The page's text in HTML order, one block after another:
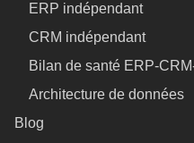
ERP indépendant
CRM indépendant
Bilan de santé ERP-
Architecture de données
Blog